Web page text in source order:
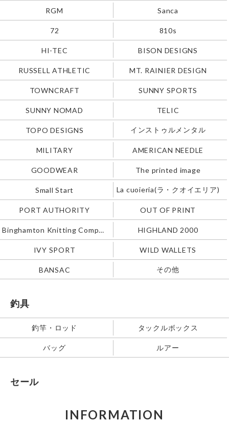
RGM Sanca
72 810s
HI-TEC BISON DESIGNS
RUSSELL ATHLETIC MT. RAINIER DESIGN
TOWNCRAFT SUNNY SPORTS
SUNNY NOMAD TELIC
TOPO DESIGNS インストゥルメンタル
MILITARY AMERICAN NEEDLE
GOODWEAR The printed image
Small Start La cuoieria(ラ・クオイエリア)
PORT AUTHORITY OUT OF PRINT
Binghamton Knitting Company HIGHLAND 2000
IVY SPORT WILD WALLETS
BANSAC その他
釣具
釣竿・ロッド タックルボックス
バッグ ルアー
セール
INFORMATION